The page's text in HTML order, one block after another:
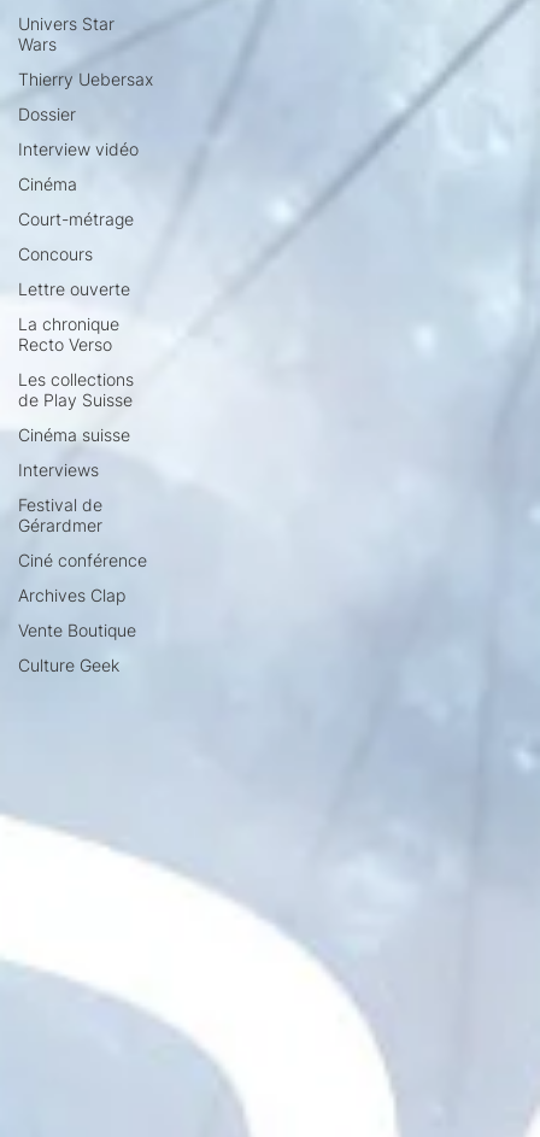
Univers Star
Wars
Thierry Uebersax
Dossier
Interview vidéo
Cinéma
Court-métrage
Concours
Lettre ouverte
La chronique
Recto Verso
Les collections
de Play Suisse
Cinéma suisse
Interviews
Festival de
Gérardmer
Ciné conférence
Archives Clap
Vente Boutique
Culture Geek